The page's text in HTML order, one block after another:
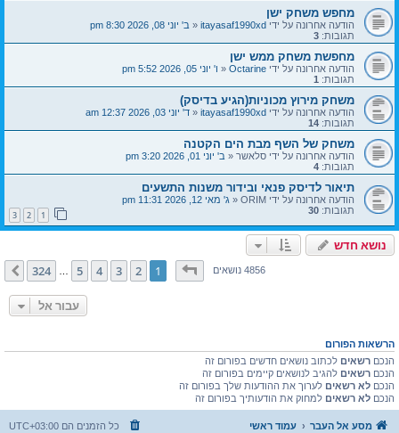
מחפש משחק ישן
הודעה אחרונה על ידי itayasaf1990xd
«ב' יוני 08, 2026 8:30 pm
תגובות: 3
מחפשת משחק ממש ישן
הודעה אחרונה על ידי Octarine
«ו' יוני 05, 2026 5:52 pm
תגובות: 1
משחק מירוץ מכוניות(הגיע בדיסק)
הודעה אחרונה על ידי itayasaf1990xd
«ד' יוני 03, 2026 12:37 am
תגובות: 14
משחק של השף מבת הים הקטנה
הודעה אחרונה על ידי סלאשר«ב' יוני 01, 2026 3:20 pm
תגובות: 4
תיאור לדיסק פנאי ובידור משנות התשעים
הודעה אחרונה על ידי ORIM
«ג' מאי 12, 2026 11:31 pm
תגובות: 30
2
3
נושא חדש
4856 נושאיםדף1מתוך 324
1
2
3
4
5
324 הבא
עבור אל
הרשאות הפורום
הנכם רשאיםלכתוב נושאים חדשים בפורום זה
הנכם רשאיםלהגיב לנושאים קיימים בפורום זה
הנכם לא רשאיםלערוך את ההודעות שלך בפורום זה
הנכם לא רשאיםלמחוק את הודעותיך בפורום זה
מסע אל העבר עמוד ראשי כל הזמנים הם UTC+03:00